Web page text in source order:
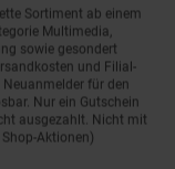
Sortiment ab einem
Multimedia,
sowie gesondert
und Filial-
für den
Nur ein Gutschein
ausgezahlt. Nicht mit
Aktionen)